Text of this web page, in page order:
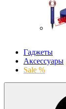
Гаджеты
Аксессуары
Sale %